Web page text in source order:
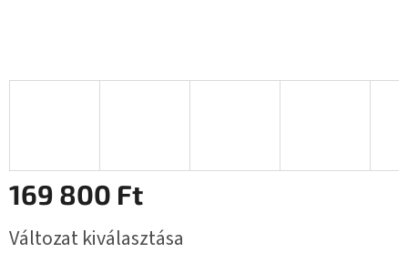
169 800 Ft
Változat kiválasztása